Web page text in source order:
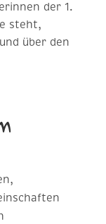
der 1.
steht,
über den